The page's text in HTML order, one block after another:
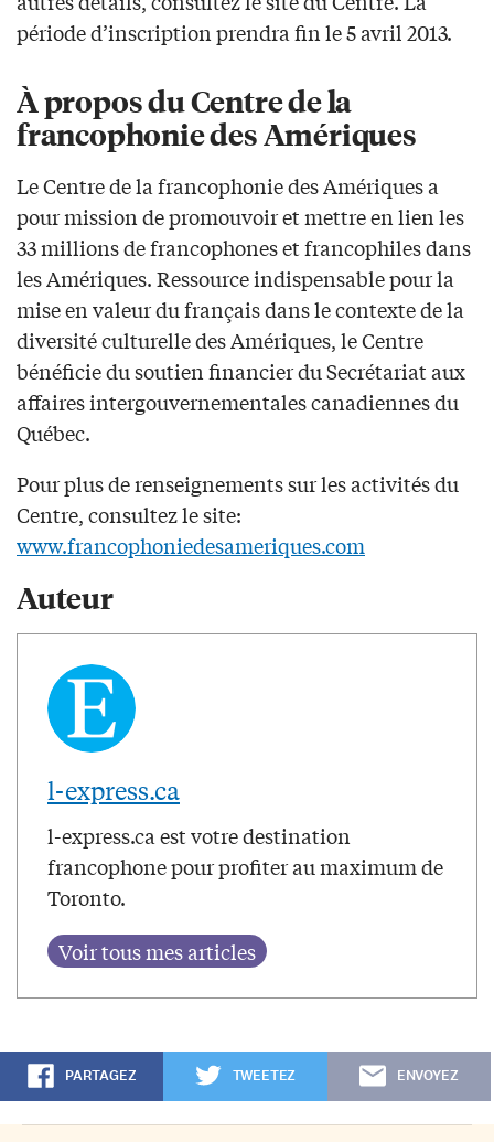
période d’inscription prendra fin le 5 avril 2013.
À propos du Centre de la
francophonie des Amériques
Le Centre de la francophonie des Amériques a
pour mission de promouvoir et mettre en lien les
33 millions de francophones et francophiles dans
les Amériques. Ressource indispensable pour la
mise en valeur du français dans le contexte de la
diversité culturelle des Amériques, le Centre
bénéficie du soutien financier du Secrétariat aux
affaires intergouvernementales canadiennes du
Québec.
Pour plus de renseignements sur les activités du
Centre, consultez le site:
www.francophoniedesameriques.com
Auteur
l-express.ca
l-express.ca est votre destination
francophone pour profiter au maximum de
Toronto.
PARTAGEZ TWEETEZ ENVOYEZ